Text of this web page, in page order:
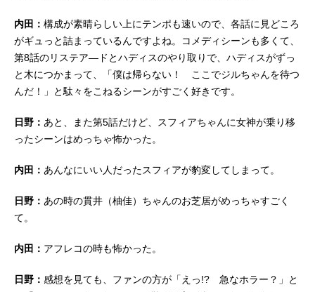
内田： 構成が素晴らしい上にテンポも速いので、各話に見どころ
がギュっと詰まっているんですよね。コメディシーンも多くて、
第8話のリステア―ドとハディスのやり取りで、ハディスがずっ
と木につかまって、「僕は帰らない！ ここでジルちゃんを待つ
んだ！」と駄々をこねるシーンがすごく好きです。
日野： あと、また第5話だけど、スフィアちゃんに女神が乗り移
ったシーンはめっちゃ怖かった。
内田： あんなにいい人だったスフィアが豹変してしまって。
日野： あの時の貫井（柚佳）ちゃんのお芝居がめっちゃすごく
て。
内田： アフレコの時も怖かった。
日野： 感想を見ても、ファンの方が「えっ!? 急なホラー？」と